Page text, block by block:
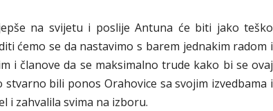
na svijetu i poslije Antuna će biti jako teško
ćemo se da nastavimo s barem jednakim radom i
i članove da se maksimalno trude kako bi se ovaj
bili ponos Orahovice sa svojim izvedbama i
i zahvalila svima na izboru.